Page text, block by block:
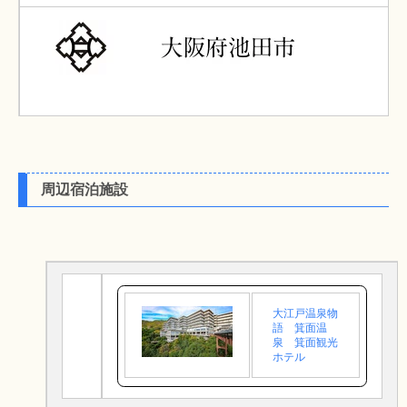
周辺宿泊施設
大江戸温泉物
語 箕面温
泉 箕面観光
ホテル